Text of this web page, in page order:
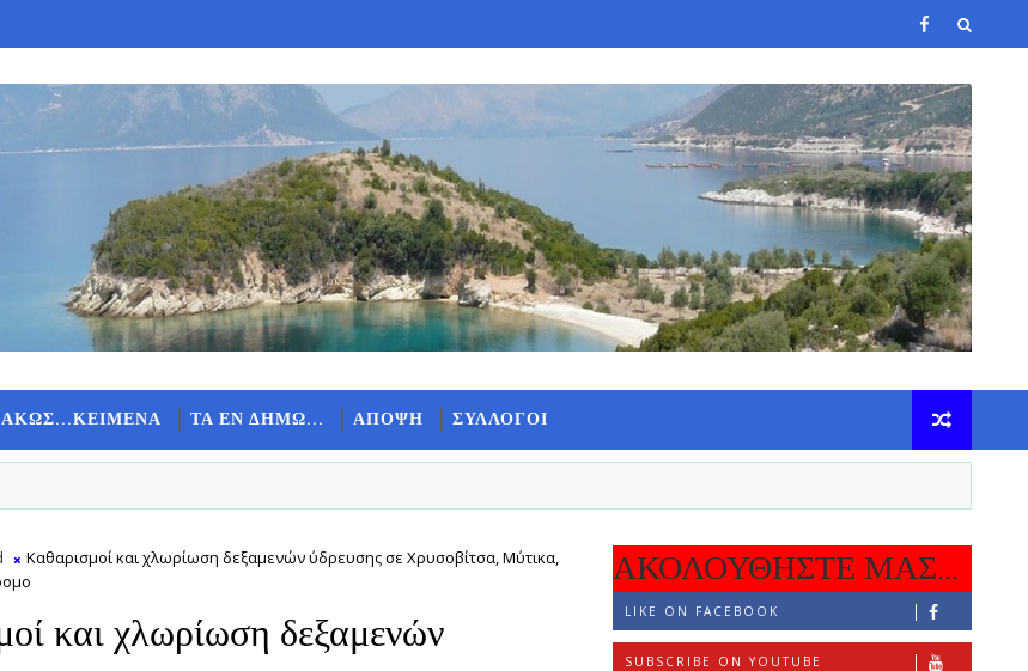
ΤΑ ΕΝ ΔΗΜΩ... ΑΠΟΨΗ ΣΥΛΛΟΓΟΙ
Καθαρισμοί και χλωρίωση δεξαμενών ύδρευσης σε Χρυσοβίτσα, Μύτικα,
και χλωρίωση δεξαμενών
ΑΚΟΛΟΥΘΗΣΤΕ ΜΑΣ...
LIKE ON FACEBOOK
SUBSCRIBE ON YOUTUBE